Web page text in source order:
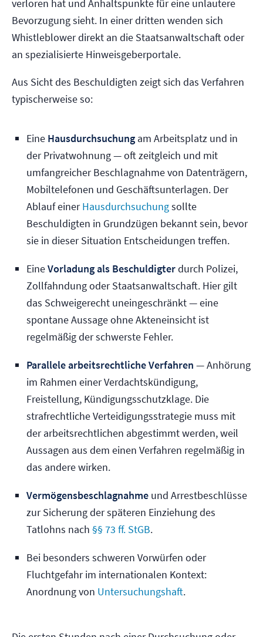
verloren hat und Anhaltspunkte für eine unlautere
Bevorzugung sieht. In einer dritten wenden sich
Whistleblower direkt an die Staatsanwaltschaft oder
an spezialisierte Hinweisgeberportale.
Aus Sicht des Beschuldigten zeigt sich das Verfahren
typischerweise so:
Eine Hausdurchsuchung am Arbeitsplatz und in
der Privatwohnung — oft zeitgleich und mit
umfangreicher Beschlagnahme von Datenträgern,
Mobiltelefonen und Geschäftsunterlagen. Der
Ablauf einerHausdurchsuchungsollte
Beschuldigten in Grundzügen bekannt sein, bevor
sie in dieser Situation Entscheidungen treffen.
EineVorladung als Beschuldigterdurch Polizei,
Zollfahndung oder Staatsanwaltschaft. Hier gilt
das Schweigerecht uneingeschränkt — eine
spontane Aussage ohne Akteneinsicht ist
regelmäßig der schwerste Fehler.
Parallele arbeitsrechtliche Verfahren — Anhörung
im Rahmen einer Verdachtskündigung,
Freistellung, Kündigungsschutzklage. Die
strafrechtliche Verteidigungsstrategie muss mit
der arbeitsrechtlichen abgestimmt werden, weil
Aussagen aus dem einen Verfahren regelmäßig in
das andere wirken.
Vermögensbeschlagnahme und Arrestbeschlüsse
zur Sicherung der späteren Einziehung des
Tatlohns nach §§ 73 ff. StGB.
Bei besonders schweren Vorwürfen oder
Fluchtgefahr im internationalen Kontext:
Anordnung von Untersuchungshaft.